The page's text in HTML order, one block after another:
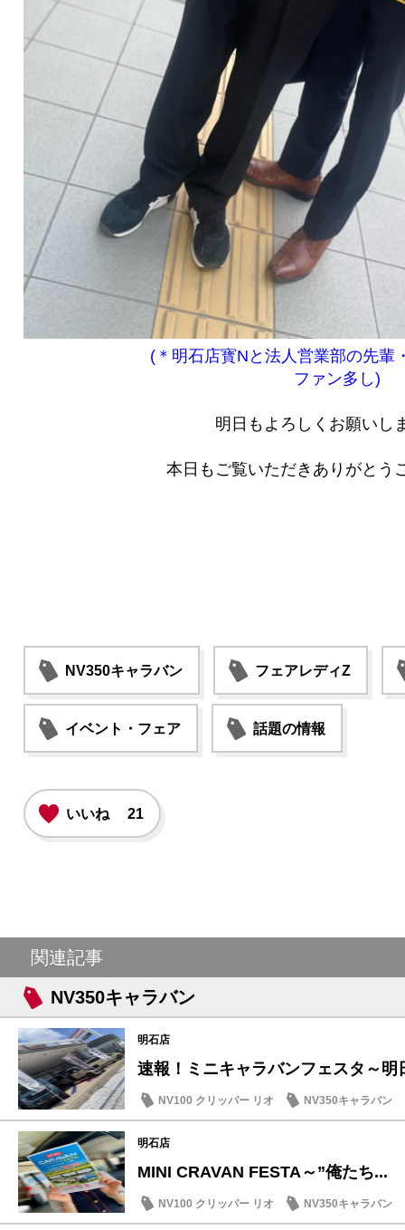
(＊明石店寳Nと法人営業部の先輩
ファン多し)
明日もよろしくお願いし
本日もご覧いただきありがとう
NV350キャラバン フェアレディZ
イベント・フェア 話題の情報
いいね 21
関連記事
NV350キャラバン
明石店
速報！ミニキャラバンフェスタ～明
NV100 クリッパー リオ
NV350キャラバン
イベント・フェア
明石店
MINI CRAVAN FESTA～”俺たち...
NV100 クリッパー リオ NV350キャラバン